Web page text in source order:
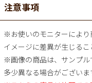
注意事項
※お使いのモニターにより
イメージに差異が生じるこ
※画像の商品は、サンプ
多少異なる場合がございま